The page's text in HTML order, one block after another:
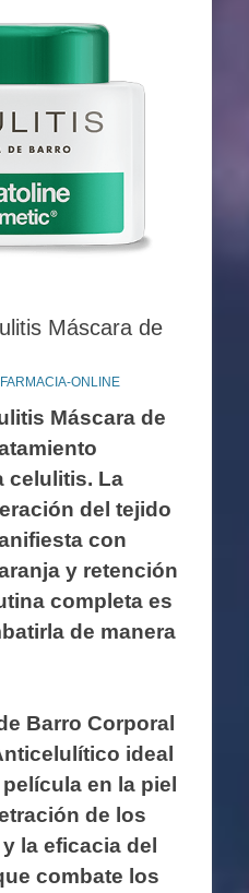
Máscara de
ONLINE
Máscara de
celulitis. La
del tejido
con
y retención
completa es
de manera
Barro Corporal
ideal
en la piel
de los
la eficacia del
combate los